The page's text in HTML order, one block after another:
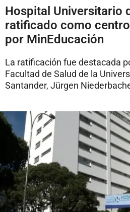
Hospital Universitario
ratificado como
por MinEducación
La ratificación fue destacada
Facultad de Salud de la
Santander, Jürgen